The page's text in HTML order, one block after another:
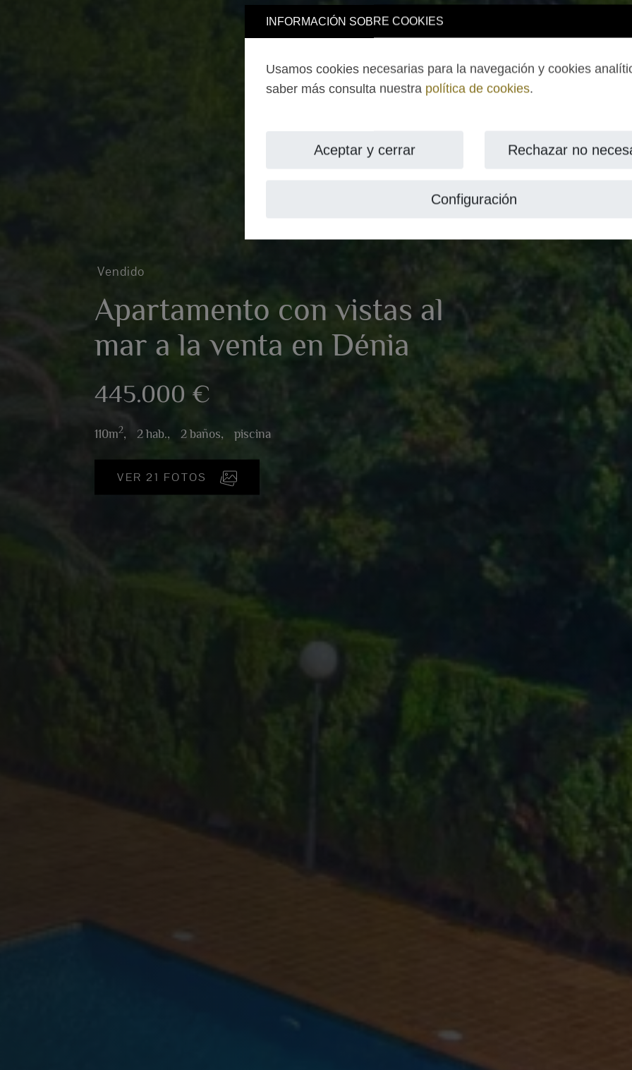
INFORMACIÓN SOBRE COOKIES
Usamos cookies necesarias para la navegación y cookies
saber más consulta nuestra política de cookies.
Aceptar y cerrar Rechazar no
Configuración
Vendido
Apartamento con vistas al
mar a la venta en Dénia
445.000 €
110m2, 2 hab., 2 baños, piscina
VER 21 FOTOS